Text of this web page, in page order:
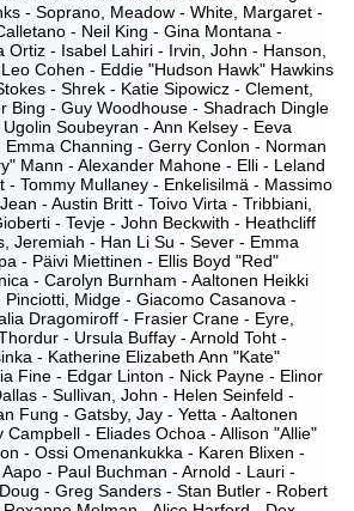
- Soprano, Meadow - White, Margaret -
- Neil King - Gina Montana -
Ortiz - Isabel Lahiri - Irvin, John - Hanson,
Cohen - Eddie "Hudson Hawk" Hawkins
- Shrek - Katie Sipowicz - Clement,
Bing - Guy Woodhouse - Shadrach Dingle
Soubeyran - Ann Kelsey - Eeva
Channing - Gerry Conlon - Norman
Mann - Alexander Mahone - Elli - Leland
- Tommy Mullaney - Enkelisilmä - Massimo
- Austin Britt - Toivo Virta - Tribbiani,
- Tevje - John Beckwith - Heathcliff
Jeremiah - Han Li Su - Sever - Emma
- Päivi Miettinen - Ellis Boyd "Red"
- Carolyn Burnham - Aaltonen Heikki
Midge - Giacomo Casanova -
Dragomiroff - Frasier Crane - Eyre,
- Ursula Buffay - Arnold Toht -
- Katherine Elizabeth Ann "Kate"
Fine - Edgar Linton - Nick Payne - Elinor
- Sullivan, John - Helen Seinfeld -
Fung - Gatsby, Jay - Yetta - Aaltonen
Campbell - Eliades Ochoa - Allison "Allie"
- Ossi Omenankukka - Karen Blixen -
- Paul Buchman - Arnold - Lauri -
- Greg Sanders - Stan Butler - Robert